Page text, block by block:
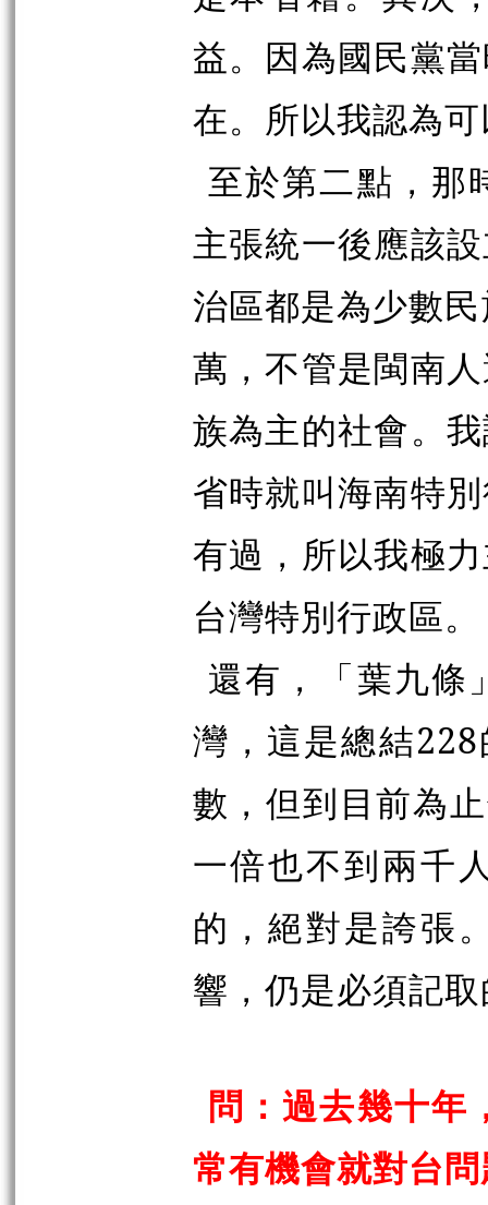
益。因為國民黨
在。所以我認為
至於第二點，那
主張統一後應該
治區都是為少數
萬，不管是閩南
族為主的社會。
省時就叫海南特
有過，所以我極
台灣特別行政區。
還有，「葉九條
灣，這是總結
數，但到目前為
一倍也不到兩千
的，絕對是誇張
響，仍是必須記
問：過去幾十年
常有機會就對台